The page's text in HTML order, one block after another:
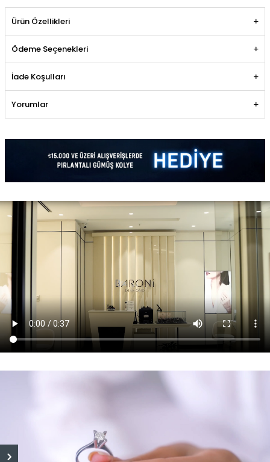
Ürün Özellikleri
Ödeme Seçenekleri
İade Koşulları
Yorumlar